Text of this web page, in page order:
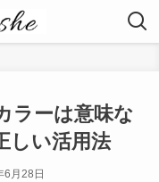
ラーは意味な
しい活用法
6月28日